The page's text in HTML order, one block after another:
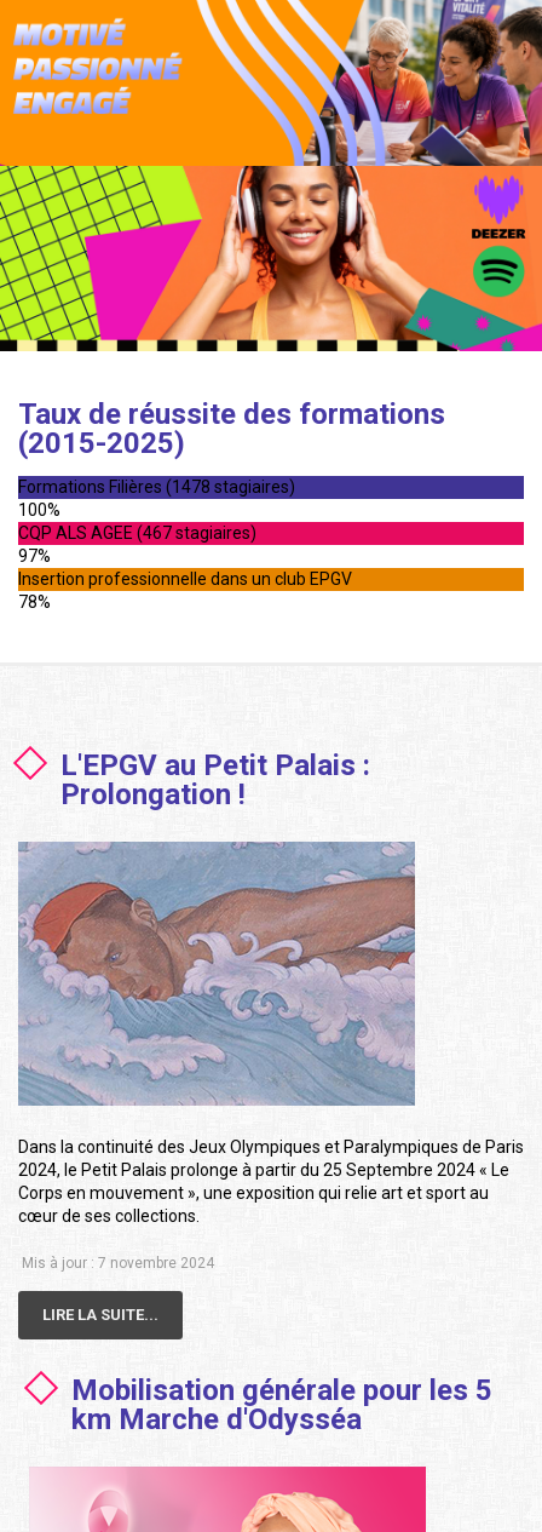
Taux de réussite des formations
(2015-2025)
Formations Filières (1478 stagiaires)
100%
CQP ALS AGEE (467 stagiaires)
97%
Insertion professionnelle dans un club EPGV
78%
L'EPGV au Petit Palais :
Prolongation !
Dans la continuité des Jeux Olympiques et Paralympiques de Paris
2024, le Petit Palais prolonge à partir du 25 Septembre 2024 « Le
Corps en mouvement », une exposition qui relie art et sport au
cœur de ses collections.
Mis à jour : 7 novembre 2024
LIRE LA SUITE...
Mobilisation générale pour les 5
km Marche d'Odysséa